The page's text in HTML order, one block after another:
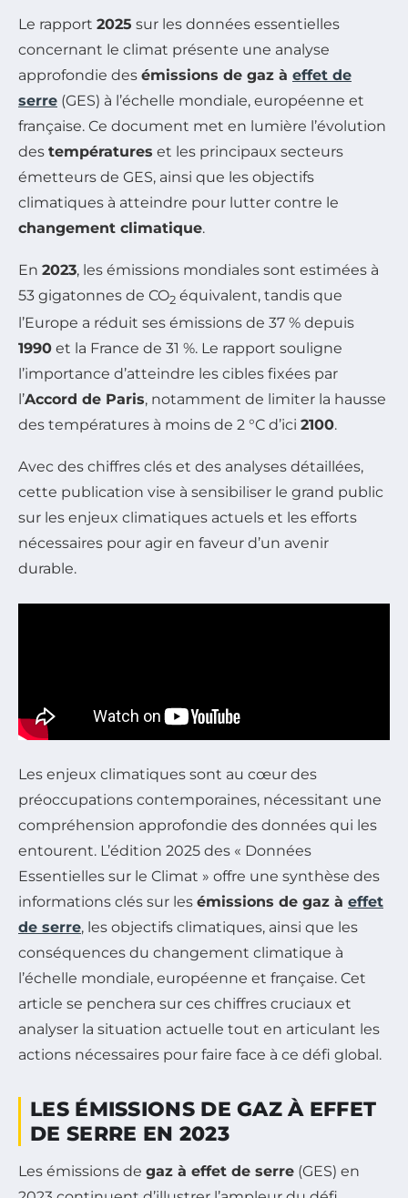
Le rapport 2025 sur les données essentielles
concernant le climat présente une analyse
approfondie des émissions de gaz à effet de
serre (GES) à l’échelle mondiale, européenne et
française. Ce document met en lumière l’évolution
des températures et les principaux secteurs
émetteurs de GES, ainsi que les objectifs
climatiques à atteindre pour lutter contre le
changement climatique.
En 2023, les émissions mondiales sont estimées à
53 gigatonnes de CO2 équivalent, tandis que
l’Europe a réduit ses émissions de 37 % depuis
1990 et la France de 31 %. Le rapport souligne
l’importance d’atteindre les cibles fixées par
l’Accord de Paris, notamment de limiter la hausse
des températures à moins de 2 °C d’ici 2100.
Avec des chiffres clés et des analyses détaillées,
cette publication vise à sensibiliser le grand public
sur les enjeux climatiques actuels et les efforts
nécessaires pour agir en faveur d’un avenir
durable.
Les enjeux climatiques sont au cœur des
préoccupations contemporaines, nécessitant une
compréhension approfondie des données qui les
entourent. L’édition 2025 des « Données
Essentielles sur le Climat » offre une synthèse des
informations clés sur les émissions de gaz à effet
de serre, les objectifs climatiques, ainsi que les
conséquences du changement climatique à
l’échelle mondiale, européenne et française. Cet
article se penchera sur ces chiffres cruciaux et
analyser la situation actuelle tout en articulant les
actions nécessaires pour faire face à ce défi global.
LES ÉMISSIONS DE GAZ À EFFET
DE SERRE EN 2023
Les émissions de gaz à effet de serre (GES) en